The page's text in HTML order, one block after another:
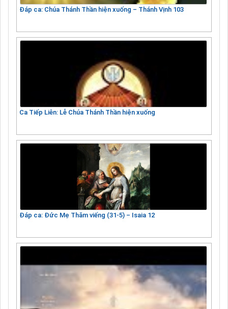
Đáp ca: Chúa Thánh Thần hiện xuống – Thánh Vịnh 103
Ca Tiếp Liên: Lễ Chúa Thánh Thần hiện xuống
Đáp ca: Đức Mẹ Thăm viếng (31-5) – Isaia 12